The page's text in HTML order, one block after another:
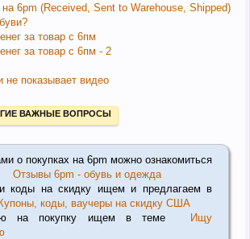
на 6pm (Received, Sent to Warehouse, Shipped)
за товар с 6пм
за товар с 6пм - 2
не показывает видео
ВАЖНЫЕ ВОПРОСЫ
о покупках на 6pm можно ознакомиться
Отзывы 6pm - обувь и одежда
коды на скидку ищем и предлагаем в
коды, ваучеры на скидку США
на покупку ищем в теме
Ищу